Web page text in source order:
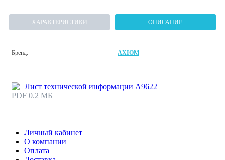
ХАРАКТЕРИСТИКИ ОПИСАНИЕ
Бренд: AXIOM
Лист технической информации А9622
PDF 0.2 МБ
Личный кабинет
О компании
Оплата